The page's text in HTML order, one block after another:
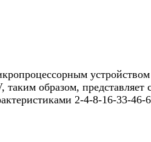
образом,
2-4-8-16-33-46-